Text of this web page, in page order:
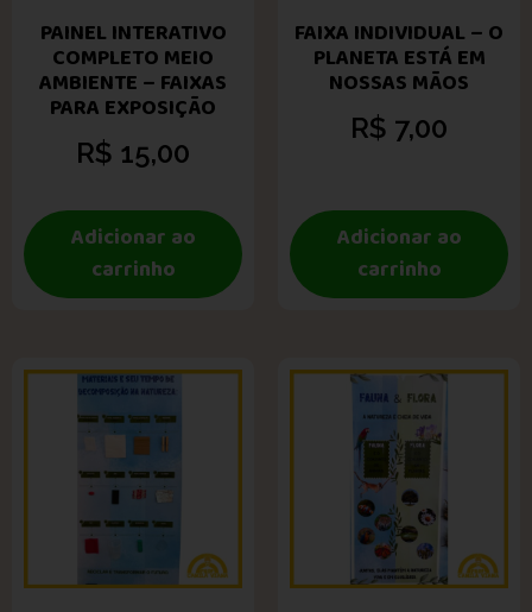
PAINEL INTERATIVO
COMPLETO MEIO
AMBIENTE – FAIXAS
PARA EXPOSIÇÃO
R$ 15,00
Adicionar ao
carrinho
FAIXA INDIVIDUAL – O
PLANETA ESTÁ EM
NOSSAS MÃOS
R$ 7,00
Adicionar ao
carrinho